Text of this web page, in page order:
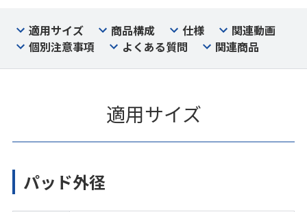
適用サイズ 商品構成 仕様
関連動画
個別注意事項
よくある質問 関連商品
適用サイズ
パッド外径